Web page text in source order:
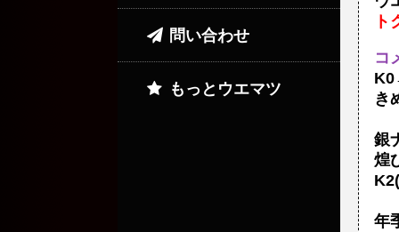
ト
コ
き
銀
煌
年
問い合わせ
もっとウエマツ